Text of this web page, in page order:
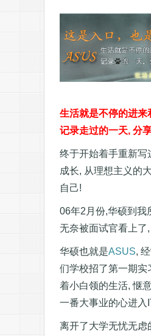
生活就是不停的进来
记录走过的一天, 分
终于开始着手重新写
成长, 从理想主义的
自己!
06年2月份,华硕到我
无奈被面试官看上了
华硕也就是ASUS,
们学校招了第一期实
着小白领的生活, 惬
一番大事业的心进入
离开了大学无忧无虑